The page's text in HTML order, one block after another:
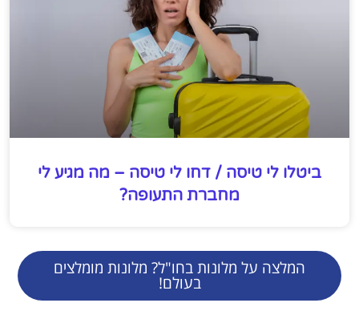
ביטלו לי טיסה / דחו לי טיסה – מה מגיע לי
מחברת התעופה?
המלצה על מלונות בחו"ל? מלונות מומלצים
בעולם!